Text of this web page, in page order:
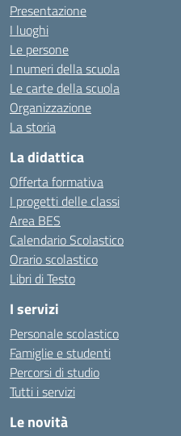
Presentazione
I luoghi
Le persone
I numeri della scuola
Le carte della scuola
Organizzazione
La storia
La didattica
Offerta formativa
I progetti delle classi
Area BES
Calendario Scolastico
Orario scolastico
Libri di Testo
I servizi
Personale scolastico
Famiglie e studenti
Percorsi di studio
Tutti i servizi
Le novità